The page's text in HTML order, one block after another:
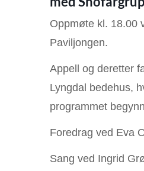
Oppmøte kl. 18.00
Paviljongen.
Appell og deretter
Lyngdal bedehus,
programmet
Foredrag ved Eva
Sang ved Ingrid